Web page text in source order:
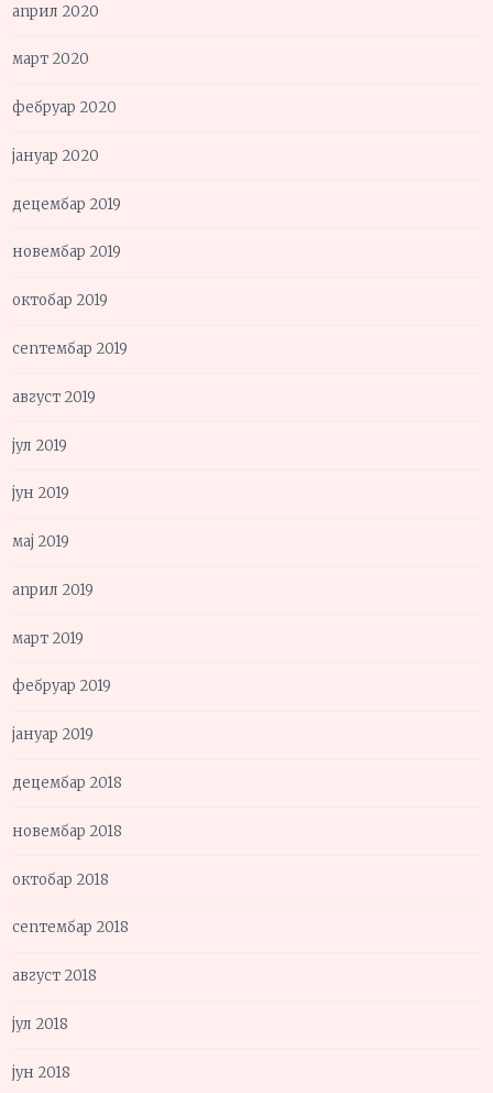
април 2020
март 2020
фебруар 2020
јануар 2020
децембар 2019
новембар 2019
октобар 2019
септембар 2019
август 2019
јул 2019
јун 2019
мај 2019
април 2019
март 2019
фебруар 2019
јануар 2019
децембар 2018
новембар 2018
октобар 2018
септембар 2018
август 2018
јул 2018
јун 2018